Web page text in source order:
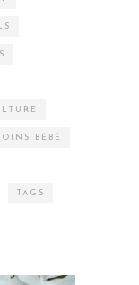
BÉBÉ
TAGS